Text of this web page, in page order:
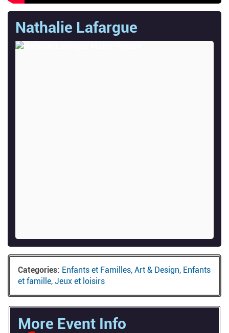
Nathalie Lafargue
Categories: Enfants et Familles, Art & Design, Enfants
et famille, Jeux et loisirs
More Event Info